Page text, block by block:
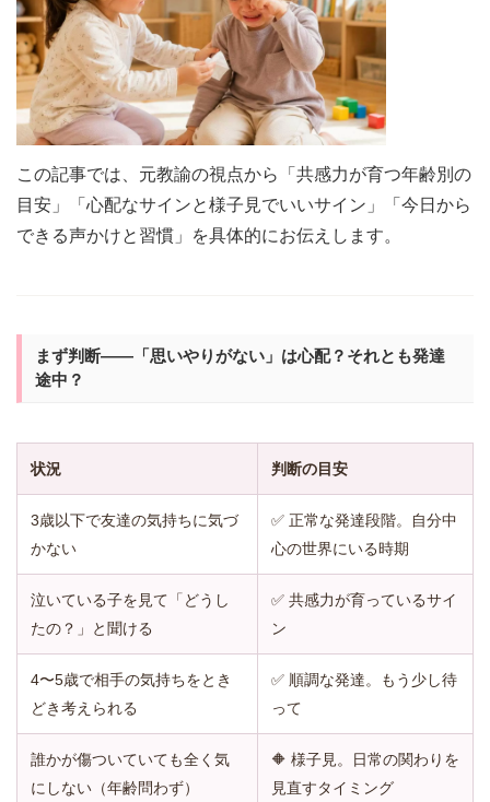
この記事では、元教諭の視点から「共感力が育つ年齢別の
目安」「心配なサインと様子見でいいサイン」「今日から
できる声かけと習慣」を具体的にお伝えします。
まず判断——「思いやりがない」は心配？それとも発達
途中？
状況 判断の目安
3歳以下で友達の気持ちに気づ
かない
✅ 正常な発達段階。自分中
心の世界にいる時期
泣いている子を見て「どうし
たの？」と聞ける
✅ 共感力が育っているサイ
ン
4〜5歳で相手の気持ちをとき
どき考えられる
✅ 順調な発達。もう少し待
って
誰かが傷ついていても全く気
にしない（年齢問わず）
🔶 様子見。日常の関わりを
見直すタイミング